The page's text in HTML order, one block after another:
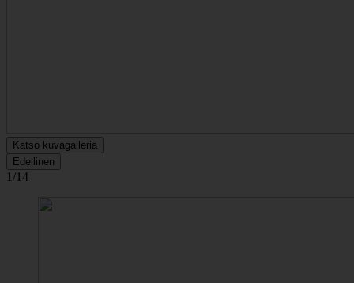
Katso kuvagalleria
Edellinen
1/14